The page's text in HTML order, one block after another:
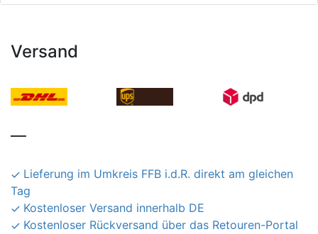
Versand
Lieferung im Umkreis FFB i.d.R. direkt am gleichen
Tag
Kostenloser Versand innerhalb DE
Kostenloser Rückversand über das Retouren-Portal